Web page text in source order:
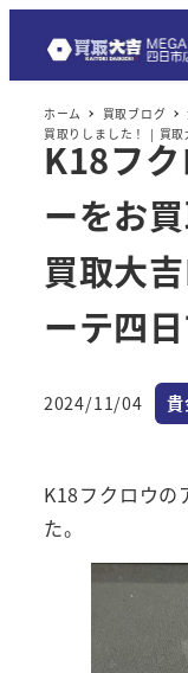
ホーム 買取ブログ
買取りしました！ | 買
K18フ
ーをお
買取大
ーテ四
投稿日
2024/11/04 カ
貴
K18フクロウの
た。